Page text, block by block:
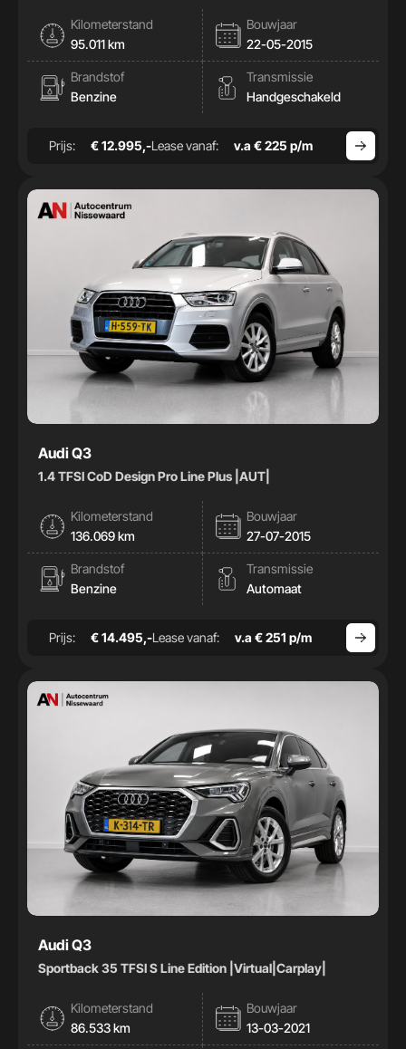
Kilometerstand
95.011 km
Bouwjaar
22-05-2015
Brandstof
Benzine
Transmissie
Handgeschakeld
Prijs: € 12.995,-Lease vanaf: v.a € 225 p/m
Audi Q3
1.4 TFSI CoD Design Pro Line Plus |AUT|
Kilometerstand
136.069 km
Bouwjaar
27-07-2015
Brandstof
Benzine
Transmissie
Automaat
Prijs: € 14.495,-Lease vanaf: v.a € 251 p/m
Audi Q3
Sportback 35 TFSI S Line Edition |Virtual|Carplay|
Kilometerstand
86.533 km
Bouwjaar
13-03-2021